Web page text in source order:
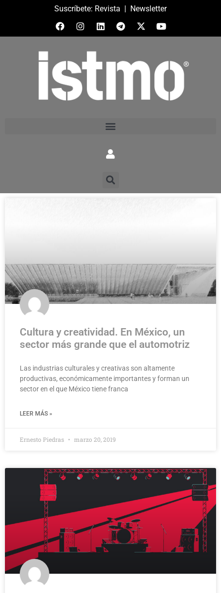
Suscríbete: Revista | Newsletter
Cultura y creatividad. En México, un
sector más grande que el automotriz
Las industrias culturales y creativas son altamente
productivas, económicamente importantes y forman un
sector en el que México tiene franca
LEER MÁS »
Ernesto Piedras marzo 20, 2019